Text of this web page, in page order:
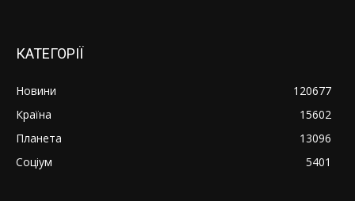
КАТЕГОРІЇ
Новини
120677
Країна
15602
Планета
13096
Соціум
5401